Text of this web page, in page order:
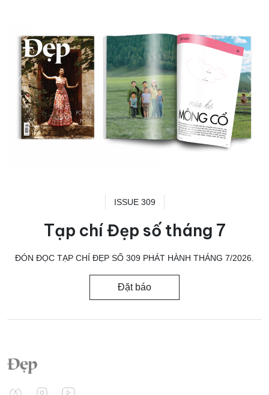
ISSUE 309
Tạp chí Đẹp số tháng 7
ĐÓN ĐỌC TẠP CHÍ ĐẸP SỐ 309 PHÁT HÀNH THÁNG 7/2026.
Đặt báo